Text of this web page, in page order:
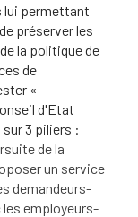
lui permettant
préserver les
la politique de
de
«
d'Etat
3 piliers :
de la
un service
demandeurs-
employeurs-